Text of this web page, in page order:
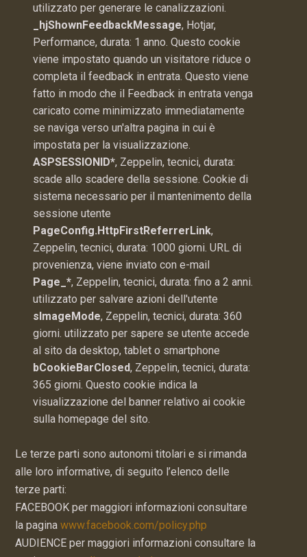
utilizzato per generare le canalizzazioni.
_hjShownFeedbackMessage, Hotjar,
Performance, durata: 1 anno. Questo cookie
viene impostato quando un visitatore riduce o
completa il feedback in entrata. Questo viene
fatto in modo che il Feedback in entrata venga
caricato come minimizzato immediatamente
se naviga verso un'altra pagina in cui è
impostata per la visualizzazione.
ASPSESSIONID*, Zeppelin, tecnici, durata:
scade allo scadere della sessione. Cookie di
sistema necessario per il mantenimento della
sessione utente
PageConfig.HttpFirstReferrerLink,
Zeppelin, tecnici, durata: 1000 giorni. URL di
provenienza, viene inviato con e-mail
Page_*, Zeppelin, tecnici, durata: fino a 2 anni.
utilizzato per salvare azioni dell'utente
sImageMode, Zeppelin, tecnici, durata: 360
giorni. utilizzato per sapere se utente accede
al sito da desktop, tablet o smartphone
bCookieBarClosed, Zeppelin, tecnici, durata:
365 giorni. Questo cookie indica la
visualizzazione del banner relativo ai cookie
sulla homepage del sito.
Le terze parti sono autonomi titolari e si rimanda
alle loro informative, di seguito l’elenco delle
terze parti:
FACEBOOK per maggiori informazioni consultare
la paginawww.facebook.com/policy.php
AUDIENCE per maggiori informazioni consultare la